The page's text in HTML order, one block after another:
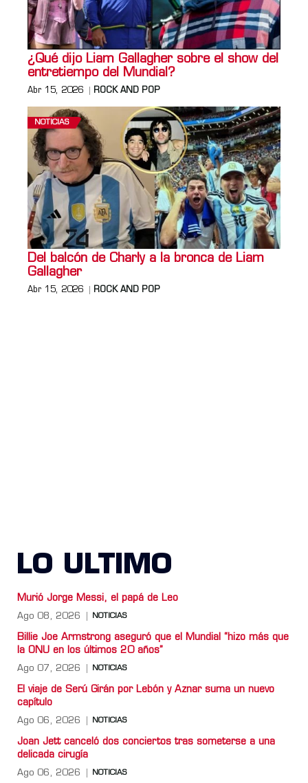
¿Qué dijo Liam Gallagher sobre el show del
entretiempo del Mundial?
Abr 15, 2026 ROCK AND POP
NOTICIAS
Del balcón de Charly a la bronca de Liam
Gallagher
Abr 15, 2026 ROCK AND POP
LO ULTIMO
Murió Jorge Messi, el papá de Leo
Ago 08, 2026 NOTICIAS
Billie Joe Armstrong aseguró que el Mundial “hizo más que
la ONU en los últimos 20 años”
Ago 07, 2026 NOTICIAS
El viaje de Serú Girán por Lebón y Aznar suma un nuevo
capítulo
Ago 06, 2026 NOTICIAS
Joan Jett canceló dos conciertos tras someterse a una
delicada cirugía
Ago 06, 2026 NOTICIAS